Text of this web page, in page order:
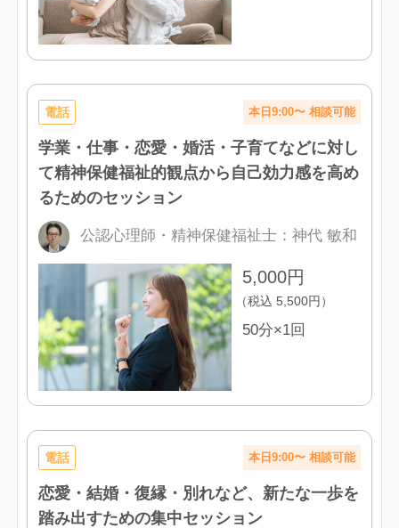
電話 本日9:00〜 相談可能
学業・仕事・恋愛・婚活・子育てなどに対し
て精神保健福祉的観点から自己効力感を高め
るためのセッション
公認心理師・精神保健福祉士 ：神代 敏和
5,000円
（税込 5,500円）
50分×1回
電話 本日9:00〜 相談可能
恋愛・結婚・復縁・別れなど、新たな一歩を
踏み出すための集中セッション